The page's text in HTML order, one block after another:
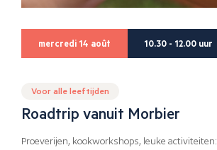
mercredi 14 août 10.30 - 12.00 uur
Voor alle leeftijden
Roadtrip vanuit Morbier
Proeverijen, kookworkshops, leuke activiteiten: